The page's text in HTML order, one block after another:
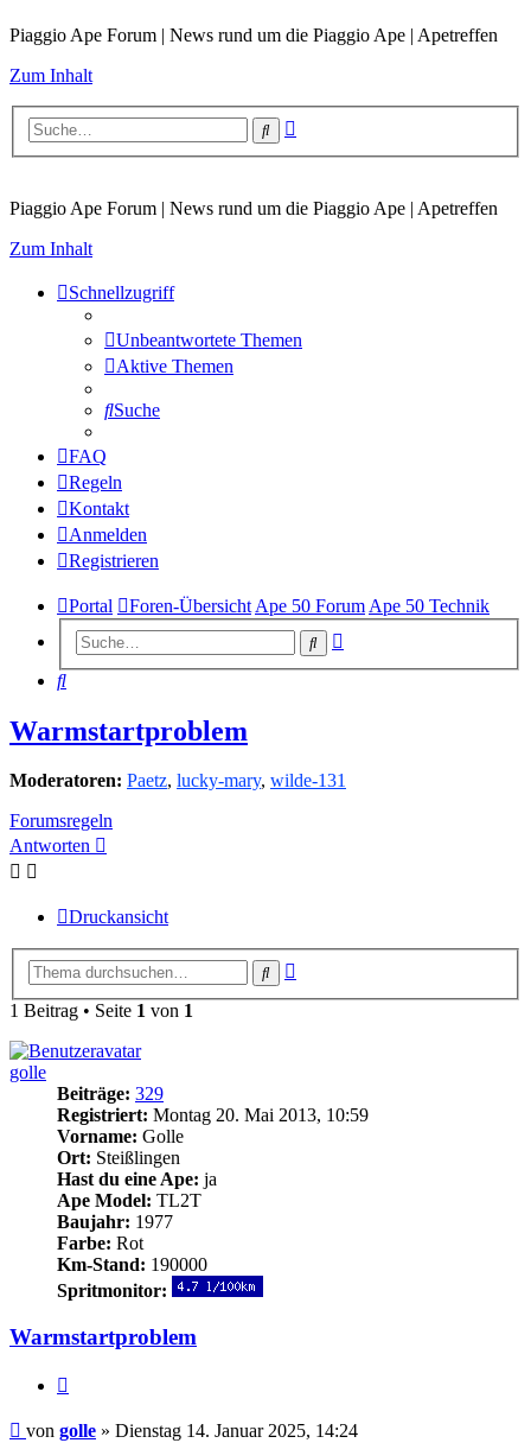
Piaggio Ape Forum | News rund um die Piaggio Ape | Apetreffen
Zum Inhalt
Suche
Piaggio Ape Forum | News rund um die Piaggio Ape | Apetreffen
Zum Inhalt
Schnellzugriff
Unbeantwortete Themen
Aktive Themen
Suche
FAQ
Regeln
Kontakt
Anmelden
Registrieren
Portal Foren-Übersicht Ape 50 Forum Ape 50 Technik
Suche
Suche
Warmstartproblem
Moderatoren: Paetz, lucky-mary, wilde-131
Forumsregeln
Antworten
Druckansicht
Suche
1 Beitrag • Seite 1 von 1
golle
Beiträge: 329
Registriert: Montag 20. Mai 2013, 10:59
Vorname: Golle
Ort: Steißlingen
Hast du eine Ape: ja
Ape Model: TL2T
Baujahr: 1977
Farbe: Rot
Km-Stand: 190000
Spritmonitor:
Warmstartproblem
Beitrag
von golle » Dienstag 14. Januar 2025, 14:24